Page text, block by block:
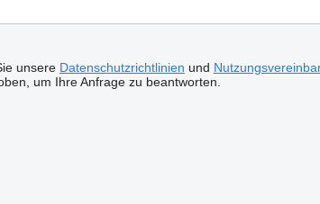
unsere Datenschutzrichtlinien und
um Ihre Anfrage zu beantworten.